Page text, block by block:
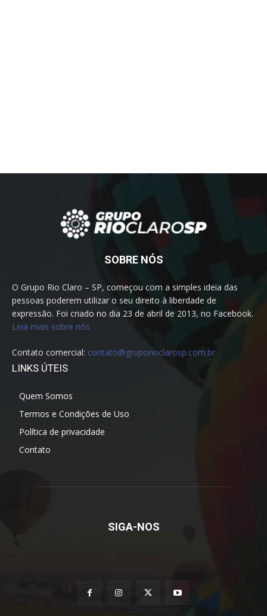
SOBRE NÓS
O Grupo Rio Claro – SP, começou com a simples ideia das
pessoas poderem utilizar o seu direito à liberdade de
expressão. Foi criado no dia 23 de abril de 2013, no Facebook.
Leia mais sobre nós
Contato comercial: contato@gruporioclarosp.com.br
LINKS ÚTEIS
Quem Somos
Termos e Condições de Uso
Política de privacidade
Contato
SIGA-NOS